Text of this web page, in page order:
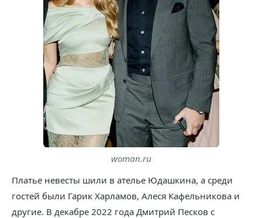
woman.ru
Платье невесты шили в ателье Юдашкина, а среди
гостей были Гарик Харламов, Алеся Кафельникова и
другие. В декабре 2022 года Дмитрий Песков с